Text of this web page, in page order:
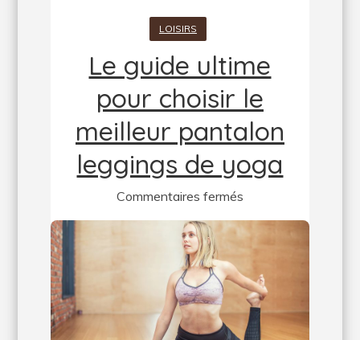
LOISIRS
Le guide ultime
pour choisir le
meilleur pantalon
leggings de yoga
Commentaires ferméssur
Le
guide
pour
choisir
le